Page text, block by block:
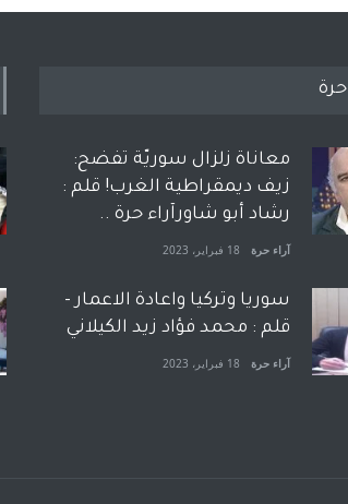
حرة
معاناة زلزال سوريّة تفضح:
زيف ديمقراطية الغرب! قلم :
رشاد أبو شاورآراء حرة ..
آراء حرة 18 فبراير، 2023
سوريا وتركيا واعادة الاعمار -
قلم : محمد فؤاد زيد الكيلاني
آراء حرة 18 فبراير، 2023